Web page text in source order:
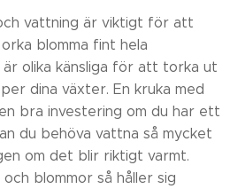
vattning är viktigt för att
blomma fint hela
är olika känsliga för att torka ut
dina växter. En kruka med
bra investering om du har ett
du behöva vattna så mycket
om det blir riktigt varmt.
blommor så håller sig